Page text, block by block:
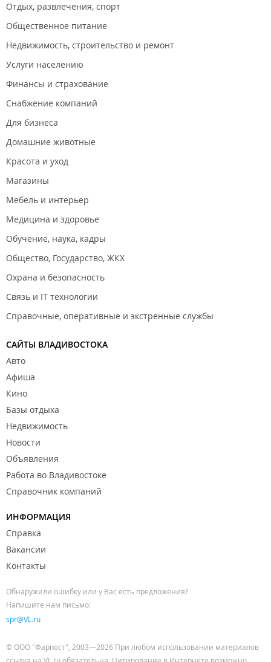
Отдых, развлечения, спорт
Общественное питание
Недвижимость, строительство и ремонт
Услуги населению
Финансы и страхование
Снабжение компаний
Для бизнеса
Домашние животные
Красота и уход
Магазины
Мебель и интерьер
Медицина и здоровье
Обучение, наука, кадры
Общество, Государство, ЖКХ
Охрана и безопасность
Связь и IT технологии
Справочные, оперативные и экстренные службы
САЙТЫ ВЛАДИВОСТОКА
Авто
Афиша
Кино
Базы отдыха
Недвижимость
Новости
Объявления
Работа во Владивостоке
Справочник компаний
ИНФОРМАЦИЯ
Справка
Вакансии
Контакты
Обнаружили ошибку или у Вас есть предложения?
Напишите нам письмо:
spr@VL.ru
© ООО "Фарпост", 2003—2026 При любом использовании материалов